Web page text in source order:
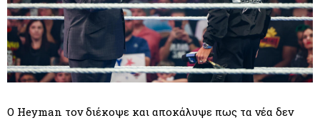
Ο Heyman τον διέκοψε και αποκάλυψε πως τα νέα δεν